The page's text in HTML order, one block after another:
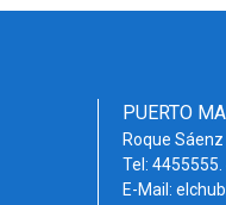
PUERTO
Roque
Tel:
E-Mail: